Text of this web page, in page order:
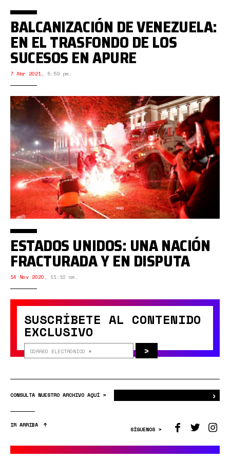
BALCANIZACIÓN DE VENEZUELA:
EN EL TRASFONDO DE LOS
SUCESOS EN APURE
7 Abr 2021, 5:59 pm.
SUSCRÍBETE AL CONTENIDO
EXCLUSIVO
>
ESTADOS UNIDOS: UNA NACIÓN
FRACTURADA Y EN DISPUTA
14 Nov 2020 , 11:10 am.
CONSULTA NUESTRO ARCHIVO AQUÍ > ›
IR ARRIBA
SÍGUENOS >